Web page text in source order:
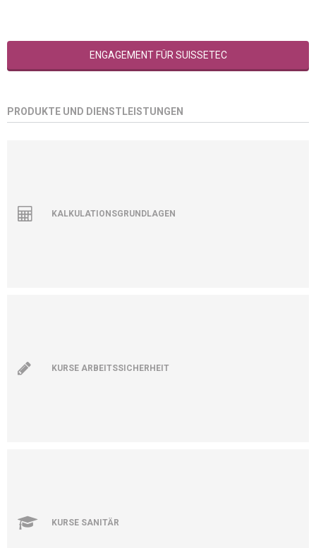
ENGAGEMENT FÜR SUISSETEC
PRODUKTE UND DIENSTLEISTUNGEN
KALKULATIONSGRUNDLAGEN
KURSE ARBEITSSICHERHEIT
KURSE SANITÄR